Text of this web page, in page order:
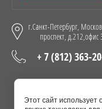
г.Санкт-Петербург,
проспект, д.212,офис
+ 7 (812) 363-
Этот сайт